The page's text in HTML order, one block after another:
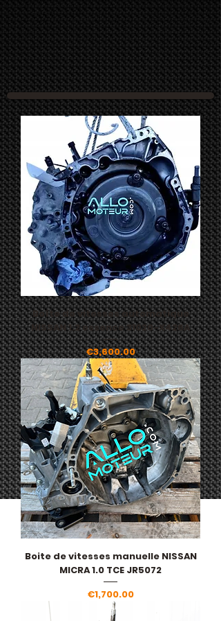
Boîte de vitesses automatique
NISSAN 1.2 essence 31020-X426A
Price
€3,600.00
Boite de vitesses manuelle NISSAN
MICRA 1.0 TCE JR5072
Price
€1,700.00